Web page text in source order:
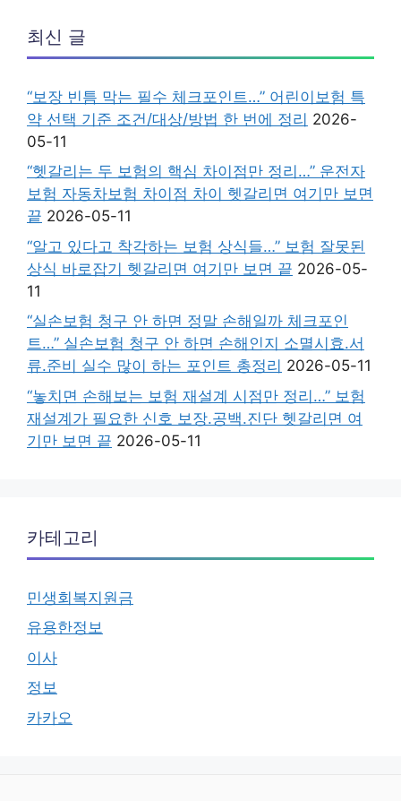
최신 글
“보장 빈틈 막는 필수 체크포인트…” 어린이보험 특
약 선택 기준 조건/대상/방법 한 번에 정리 2026-
05-11
“헷갈리는 두 보험의 핵심 차이점만 정리…” 운전자
보험 자동차보험 차이점 차이 헷갈리면 여기만 보면
끝 2026-05-11
“알고 있다고 착각하는 보험 상식들…” 보험 잘못된
상식 바로잡기 헷갈리면 여기만 보면 끝 2026-05-
11
“실손보험 청구 안 하면 정말 손해일까 체크포인
트…” 실손보험 청구 안 하면 손해인지 소멸시효.서
류.준비 실수 많이 하는 포인트 총정리 2026-05-11
“놓치면 손해보는 보험 재설계 시점만 정리…” 보험
재설계가 필요한 신호 보장.공백.진단 헷갈리면 여
기만 보면 끝 2026-05-11
카테고리
민생회복지원금
유용한정보
이사
정보
카카오